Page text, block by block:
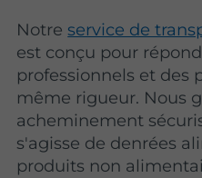
Notreservice de
est conçu pour
professionnels et des
même rigueur. Nous
acheminement
s'agisse de denrées
produits non